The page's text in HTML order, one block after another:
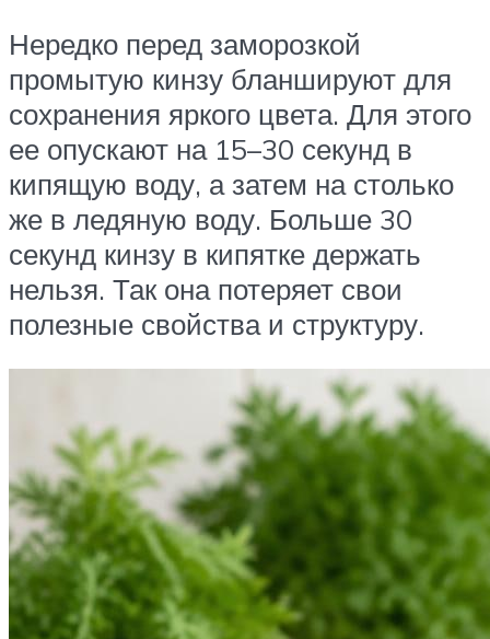
Нередко перед заморозкой
промытую кинзу бланшируют для
сохранения яркого цвета. Для этого
ее опускают на 15–30 секунд в
кипящую воду, а затем на столько
же в ледяную воду. Больше 30
секунд кинзу в кипятке держать
нельзя. Так она потеряет свои
полезные свойства и структуру.